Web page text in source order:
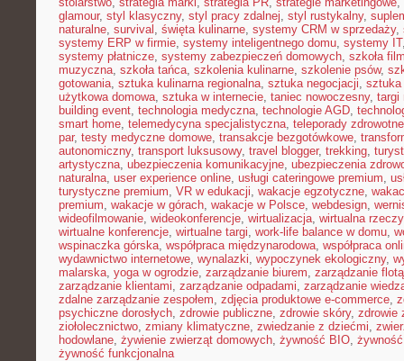
glamour, styl klasyczny, styl pracy zdalnej, styl rustykalny,
naturalne, survival , święta kulinarne, systemy CRM w sprzedaży,
systemy ERP w firmie, systemy inteligentnego domu, systemy IT
systemy płatnicze, systemy zabezpieczeń domowych, szkoła
muzyczna, szkoła tańca, szkolenia kulinarne, szkolenie psów,
gotowania, sztuka kulinarna regionalna, sztuka negocjacji, sztuka
użytkowa domowa, sztuka w internecie, taniec nowoczesny, targi
building event, technologia medyczna, technologie AGD,
smart home, telemedycyna specjalistyczna, teleporady zdrowotne
par, testy medyczne domowe, transakcje bezgotówkowe,
autonomiczny, transport luksusowy, travel blogger, trekking,
artystyczna, ubezpieczenia komunikacyjne, ubezpieczenia
naturalna, user experience online, usługi cateringowe premium,
turystyczne premium, VR w edukacji, wakacje egzotyczne,
premium, wakacje w górach, wakacje w Polsce, webdesign,
wideofilmowanie, wideokonferencje, wirtualizacja, wirtualna
wirtualne konferencje, wirtualne targi, work-life balance w domu,
wspinaczka górska, współpraca międzynarodowa, współpraca
wydawnictwo internetowe, wynalazki, wypoczynek ekologiczny,
malarska, yoga w ogrodzie, zarządzanie biurem, zarządzanie flotą
zarządzanie klientami, zarządzanie odpadami, zarządzanie
zdalne zarządzanie zespołem, zdjęcia produktowe e-commerce,
psychiczne dorosłych, zdrowie publiczne, zdrowie skóry, zdrowie
ziołolecznictwo, zmiany klimatyczne, zwiedzanie z dziećmi,
hodowlane, żywienie zwierząt domowych, żywność BIO,
żywność funkcjonalna